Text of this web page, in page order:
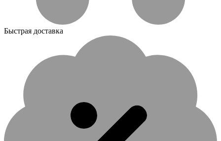
Быстрая доставка